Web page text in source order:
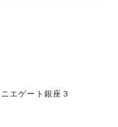
エゲート銀座３